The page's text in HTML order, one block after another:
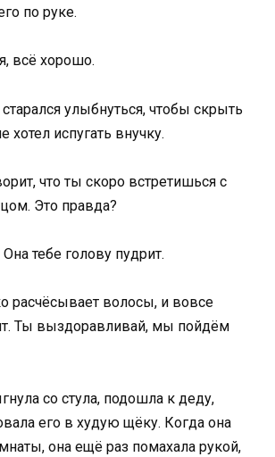
по руке.
всё хорошо.
улыбнуться, чтобы скрыть
хотел испугать внучку.
что ты скоро встретишься с
Это правда?
тебе голову пудрит.
расчёсывает волосы, и вовсе
Ты выздоравливай, мы пойдём
со стула, подошла к деду,
его в худую щёку. Когда она
она ещё раз помахала рукой,